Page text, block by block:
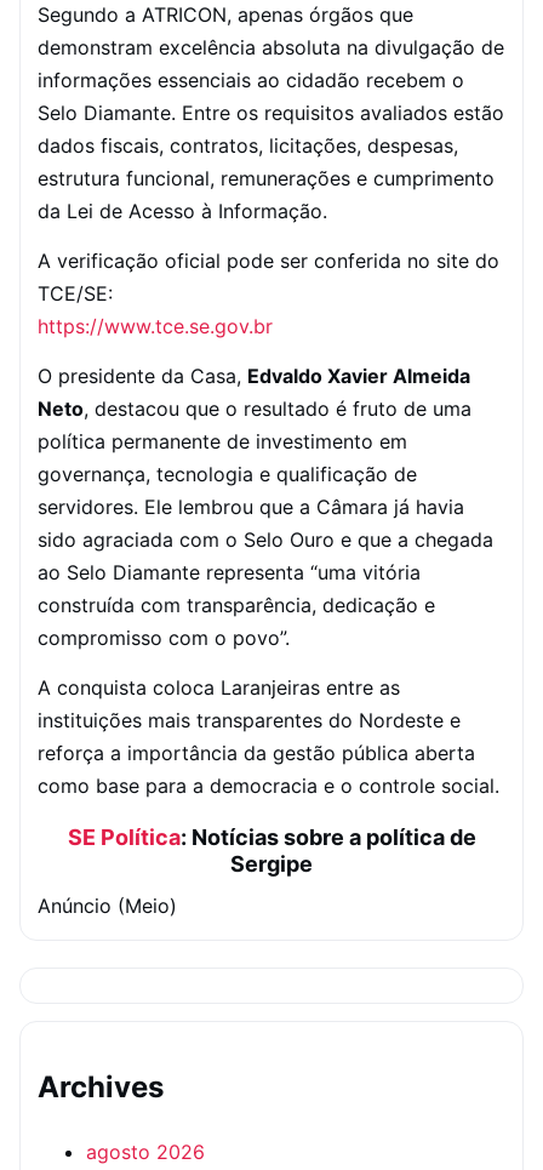
Segundo a ATRICON, apenas órgãos que
demonstram excelência absoluta na divulgação de
informações essenciais ao cidadão recebem o
Selo Diamante. Entre os requisitos avaliados estão
dados fiscais, contratos, licitações, despesas,
estrutura funcional, remunerações e cumprimento
da Lei de Acesso à Informação.
A verificação oficial pode ser conferida no site do
TCE/SE:
https://www.tce.se.gov.br
O presidente da Casa, Edvaldo Xavier Almeida
Neto, destacou que o resultado é fruto de uma
política permanente de investimento em
governança, tecnologia e qualificação de
servidores. Ele lembrou que a Câmara já havia
sido agraciada com o Selo Ouro e que a chegada
ao Selo Diamante representa “uma vitória
construída com transparência, dedicação e
compromisso com o povo”.
A conquista coloca Laranjeiras entre as
instituições mais transparentes do Nordeste e
reforça a importância da gestão pública aberta
como base para a democracia e o controle social.
SE Política: Notícias sobre a política de
Sergipe
Anúncio (Meio)
Archives
agosto 2026